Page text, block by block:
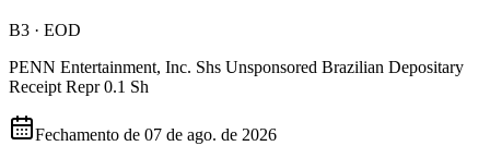
B3 · EOD
PENN Entertainment, Inc. Shs Unsponsored Brazilian Depositary
Receipt Repr 0.1 Sh
Fechamento de 07 de ago. de 2026